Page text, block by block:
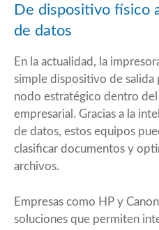
De dispositivo físico
de datos
En la actualidad, la
simple dispositivo de salida
nodo estratégico dentro
empresarial. Gracias a la
de datos, estos equipos
clasificar documentos y
archivos.
Empresas como HP y
soluciones que permiten